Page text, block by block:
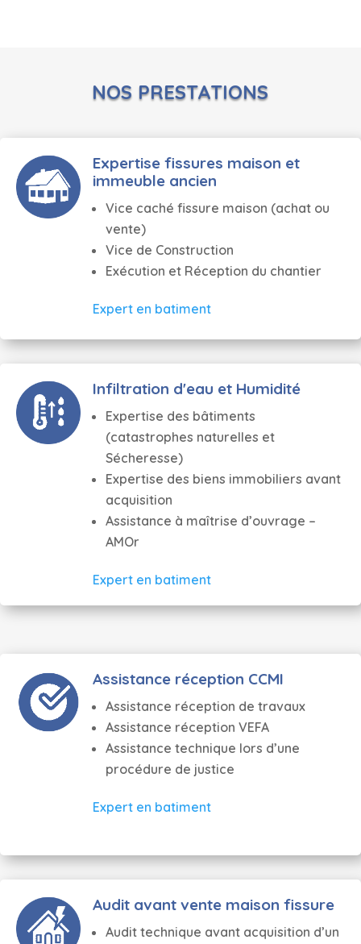
NOS PRESTATIONS
Expertise fissures maison et
immeuble ancien
Vice caché fissure maison (achat ou
vente)
Vice de Construction
Exécution et Réception du chantier
Expert en batiment
Infiltration d'eau et Humidité
Expertise des bâtiments
(catastrophes naturelles et
Sécheresse)
Expertise des biens immobiliers avant
acquisition
Assistance à maîtrise d’ouvrage –
AMOr
Expert en batiment
Assistance réception CCMI
Assistance réception de travaux
Assistance réception VEFA
Assistance technique lors d’une
procédure de justice
Expert en batiment
Audit avant vente maison fissure
Audit technique avant acquisition d’un